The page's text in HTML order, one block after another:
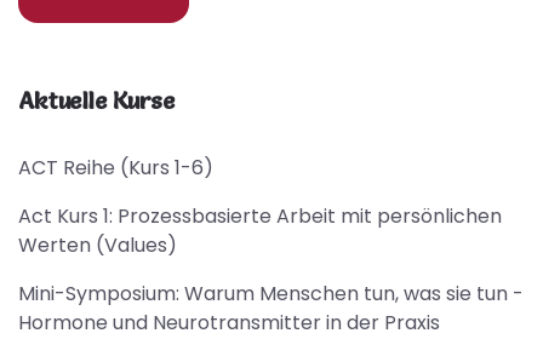
Aktuelle Kurse
ACT Reihe (Kurs 1-6)
Act Kurs 1: Prozessbasierte Arbeit mit persönlichen
Werten (Values)
Mini-Symposium: Warum Menschen tun, was sie tun -
Hormone und Neurotransmitter in der Praxis